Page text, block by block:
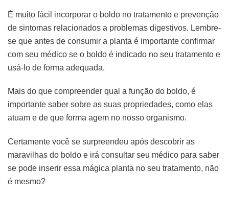
É muito fácil incorporar o boldo no tratamento e prevenção
de sintomas relacionados a problemas digestivos. Lembre-
se que antes de consumir a planta é importante confirmar
com seu médico se o boldo é indicado no seu tratamento e
usá-lo de forma adequada.
Mais do que compreender qual a função do boldo, é
importante saber sobre as suas propriedades, como elas
atuam e de que forma agem no nosso organismo.
Certamente você se surpreendeu após descobrir as
maravilhas do boldo e irá consultar seu médico para saber
se pode inserir essa mágica planta no seu tratamento, não
é mesmo?